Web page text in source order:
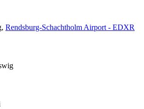
Rendsburg-Schachtholm Airport - EDXR